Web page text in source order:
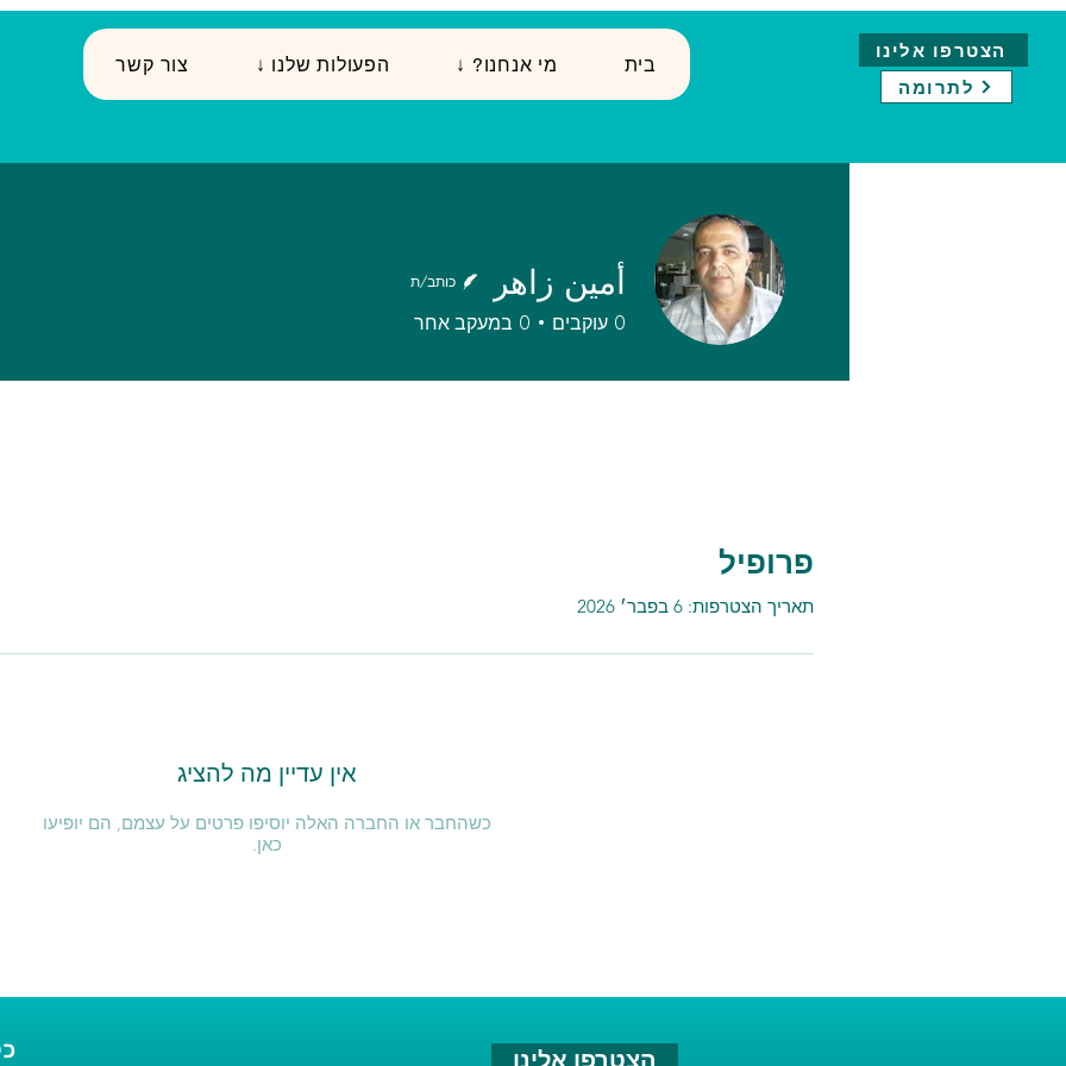
צור קשר ↓ הפעולות שלנו ↓ ?מי אנחנו בית
הצטרפו אלינו
לתרומה
פרופיל
תאריך הצטרפות: 6 בפבר׳ 2026
אין עדיין מה להציג
כשהחבר או החברה האלה יוסיפו פרטים על עצמם, הם יופיעו
כאן.
أمين زاهر כותב/ת
0 עוקבים 0 במעקב אחר